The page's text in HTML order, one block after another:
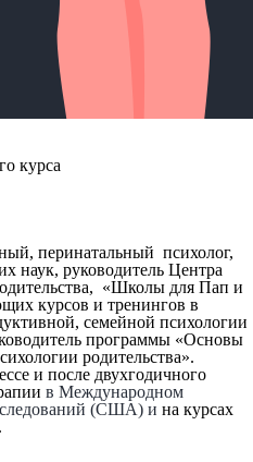
курса
перинатальный психолог,
наук, руководитель Центра
«Школы для Пап и
курсов и тренингов в
семейной психологии
программы «Основы
родительства».
и после двухгодичного
в Международном
(США) и на курсах